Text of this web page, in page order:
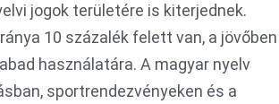
jogok területére is kiterjednek.
10 százalék felett van, a jövőben
használatára. A magyar nyelv
sportrendezvényeken és a